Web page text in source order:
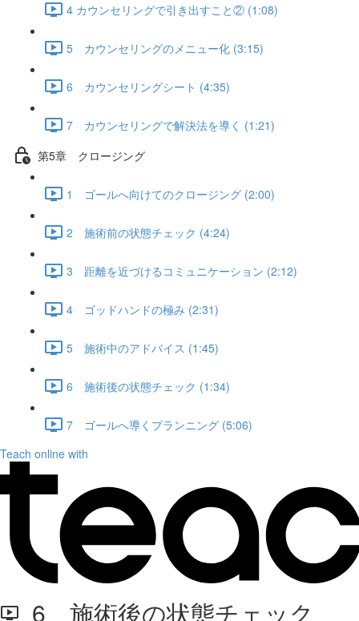
4 カウンセリングで引き出すこと② (1:08)
5 カウンセリングのメニュー化 (3:15)
6 カウンセリングシート (4:35)
7 カウンセリングで解決法を導く (1:21)
第5章 クロージング
1 ゴールへ向けてのクロージング (2:00)
2 施術前の状態チェック (4:24)
3 距離を近づけるコミュニケーション (2:12)
4 ゴッドハンドの極み (2:31)
5 施術中のアドバイス (1:45)
6 施術後の状態チェック (1:34)
7 ゴールへ導くプランニング (5:06)
Teach online with
6 施術後の状態チェック